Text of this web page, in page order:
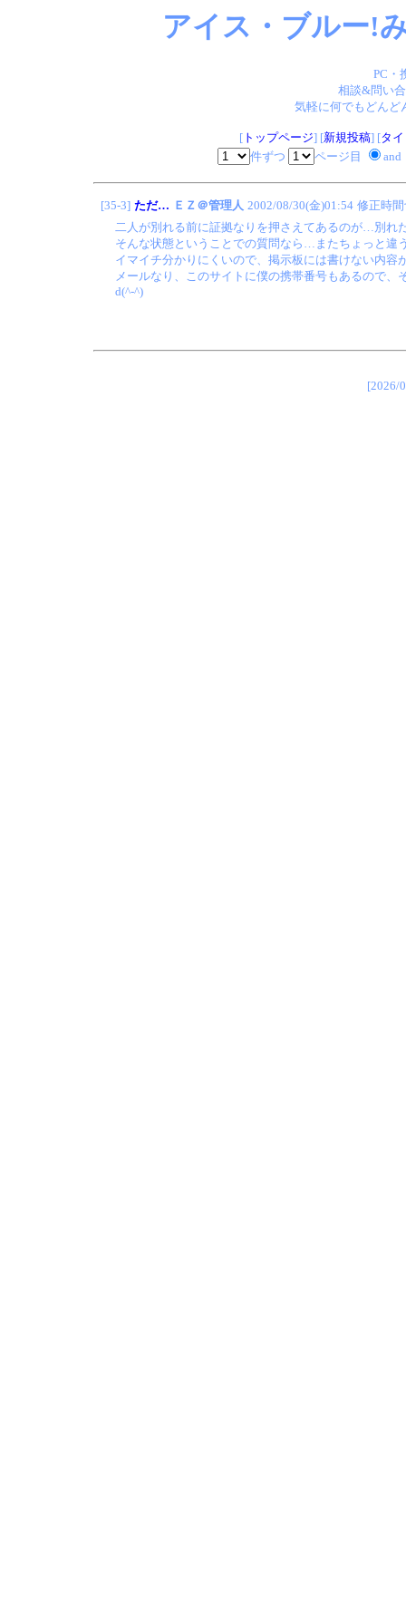
アイス・ブルー!
PC・
相談&問い
気軽に何でもどん
[トップページ] [新規投稿] [タ
件ずつ
ページ目 and
[35-3] ただ… ＥＺ＠管理人 2002/08/30(金)01:54 修正時
二人が別れる前に証拠なりを押さえてあるのが…別れ
そんな状態ということでの質問なら…またちょっと違
イマイチ分かりにくいので、掲示板には書けない内容
メールなり、このサイトに僕の携帯番号もあるので、
d(^-^)
[2026/